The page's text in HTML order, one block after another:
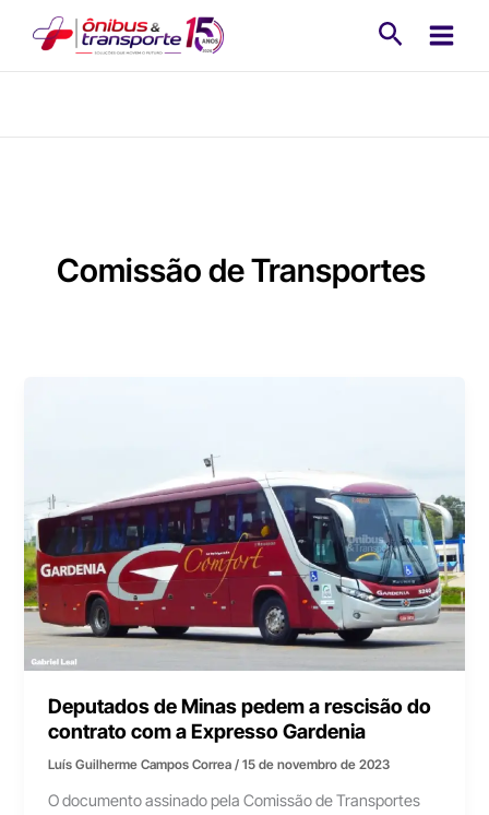
Comissão de Transportes
Deputados de Minas pedem a rescisão do
contrato com a Expresso Gardenia
Luís Guilherme Campos Correa/15 de novembro de 2023
O documento assinado pela Comissão de Transportes